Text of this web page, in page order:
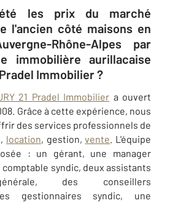
les prix du marché
l'ancien côté maisons en
Rhône-Alpes par
immobilière aurillacaise
Pradel Immobilier ?
21 Pradel Immobilier a ouvert
Grâce à cette expérience, nous
des services professionnels de
location, gestion,vente. L'équipe
: un gérant, une manager
syndic, deux assistants
des conseillers
gestionnaires syndic, une